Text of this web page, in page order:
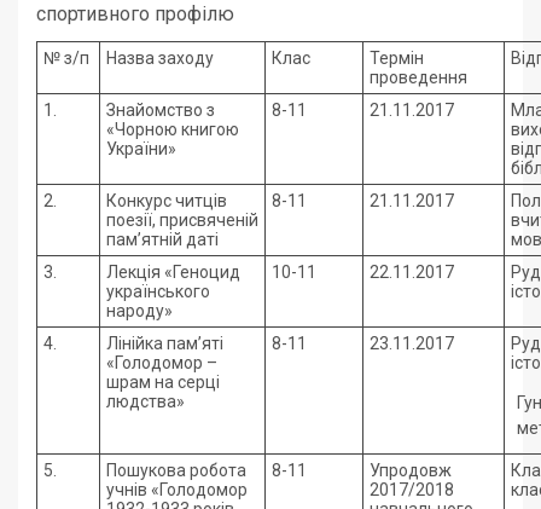
спортивного профілю
№ з/п Назва заходу Клас
Термін
проведення
1.
Знайомство з
«Чорною книгою
України»
8-11 21.11.2017
2.
Конкурс читців
поезії, присвяченій
пам’ятній даті
8-11 21.11.2017
3.
Лекція «Геноцид
українського
народу»
10-11 22.11.2017
4.
Лінійка пам’яті
«Голодомор –
шрам на серці
людства»
8-11 23.11.2017
5.
Пошукова робота
учнів «Голодомор
8-11
Упродовж
2017/2018